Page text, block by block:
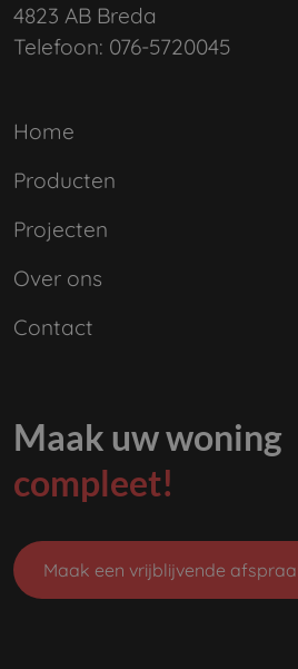
4823 AB Breda
Telefoon: 076-5720045
Home
Producten
Projecten
Over ons
Contact
Maak uw woning
compleet!
Maak een vrijblijvende